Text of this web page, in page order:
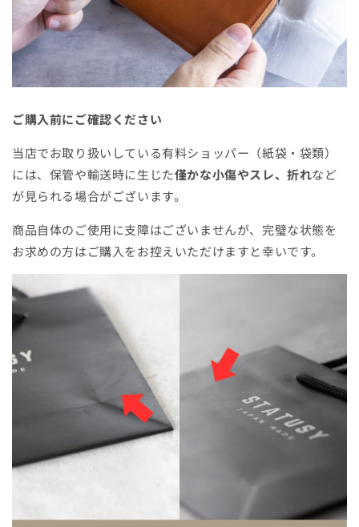
ご購入前にご確認ください
当店でお取り扱いしている有料ショッパー（紙袋・袋類）
には、保管や輸送時に生じた僅かな小傷やスレ、折れなど
が見られる場合がございます。
商品自体のご使用に支障はございませんが、完璧な状態を
お求めの方はご購入をお控えいただけますと幸いです。